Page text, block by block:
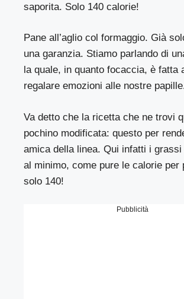
saporita. Solo 140 calorie!
Pane all’aglio col formaggio. Già
una garanzia. Stiamo parlando di
la quale, in quanto focaccia, è fatta
regalare emozioni alle nostre
Va detto che la ricetta che ne trovi
pochino modificata: questo per
amica della linea. Qui infatti i
al minimo, come pure le calorie per
solo 140!
Pubblicità